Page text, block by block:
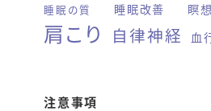
睡眠の質 睡眠改善 瞑想
肩こり 自律神経 血
注意事項